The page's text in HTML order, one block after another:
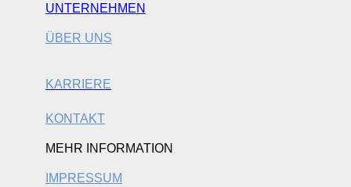
UNTERNEHMEN
ÜBER UNS
KARRIERE
KONTAKT
MEHR INFORMATION
IMPRESSUM